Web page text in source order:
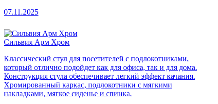
07.11.2025
Сильвия Арм Хром
Классический стул для посетителей с подлокотниками,
который отлично подойдет как для офиса, так и для дома.
Конструкция стула обеспечивает легкий эффект качания.
Хромированный каркас, подлокотники с мягкими
накладками, мягкое сиденье и спинка.